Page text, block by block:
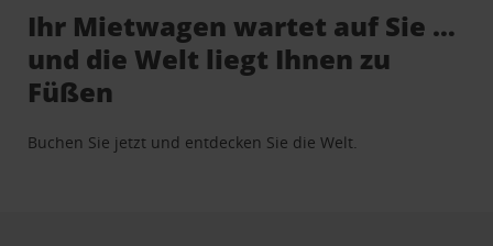
Ihr Mietwagen wartet auf Sie …
und die Welt liegt Ihnen zu
Füßen
Buchen Sie jetzt und entdecken Sie die Welt.